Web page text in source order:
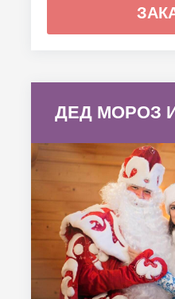
ДЕД МОРОЗ